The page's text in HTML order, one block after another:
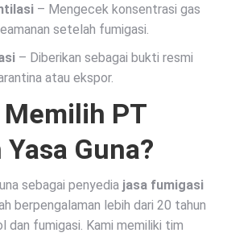
– Mengecek konsentrasi gas
setelah fumigasi.
– Diberikan sebagai bukti resmi
atau ekspor.
PT
Guna?
sebagai penyedia jasa fumigasi
berpengalaman lebih dari 20 tahun
dan fumigasi. Kami memiliki tim